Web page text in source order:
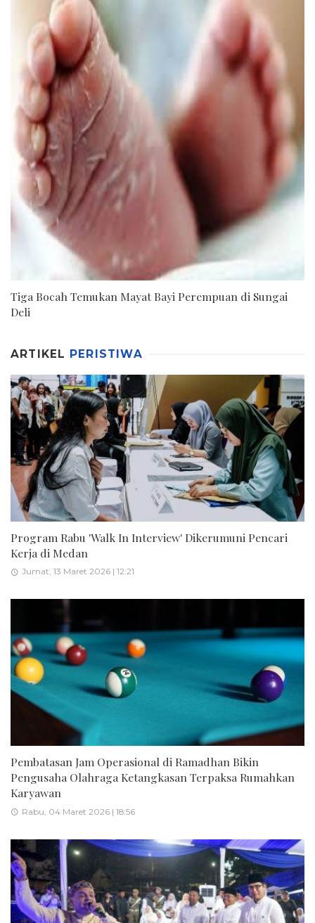
Tiga Bocah Temukan Mayat Bayi Perempuan di Sungai
Deli
ARTIKEL PERISTIWA
Program Rabu 'Walk In Interview' Dikerumuni Pencari
Kerja di Medan
Jumat, 13 Maret 2026 | 12:21
Pembatasan Jam Operasional di Ramadhan Bikin
Pengusaha Olahraga Ketangkasan Terpaksa Rumahkan
Karyawan
Rabu, 04 Maret 2026 | 18:56